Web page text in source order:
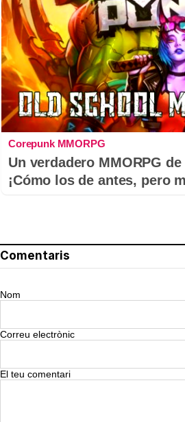
Corepunk MMORPG
Un verdadero MMORPG
¡Cómo los de antes, pero
Comentaris
Nom
Correu electrònic
El teu comentari